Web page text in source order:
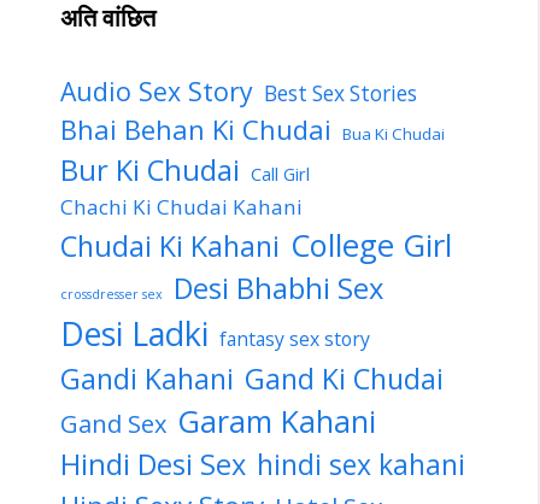
अति वांछित
Audio Sex Story Best Sex Stories
Bhai Behan Ki Chudai Bua Ki Chudai
Bur Ki Chudai Call Girl
Chachi Ki Chudai Kahani
Chudai Ki Kahani College Girl
crossdresser sex Desi Bhabhi Sex
Desi Ladki fantasy sex story
Gandi Kahani Gand Ki Chudai
Gand Sex Garam Kahani
Hindi Desi Sex hindi sex kahani